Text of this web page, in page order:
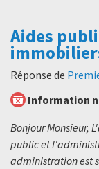
Aides
Réponse de
Information
Bonjour Monsieur,
public et
administration est